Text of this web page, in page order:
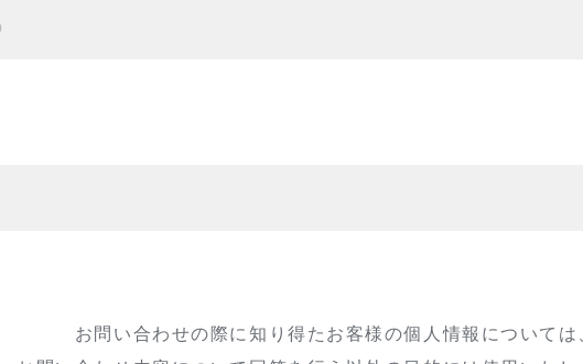
お問い合わせの際に知り得たお客様の個人情報については